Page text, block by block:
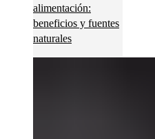
alimentación:
beneficios y fuentes
naturales